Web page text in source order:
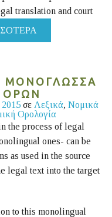
translation and court
ΜΟΝΟΓΛΩΣΣΑ
ΟΡΩΝ
σε Λεξικά, Νομικά
Ορολογία
the process of legal
ones- can be
as used in the source
legal text into the target
to this monolingual